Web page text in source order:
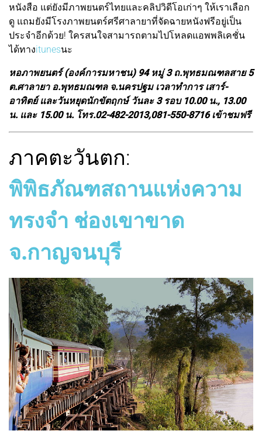
หนังสือ แต่ยังมีภาพยนตร์ไทยและคลิปวิดีโอเก่าๆ ให้เราเลือก
ดู แถมยังมีโรงภาพยนตร์ศรีศาลายาที่จัดฉายหนังฟรีอยู่เป็น
ประจำอีกด้วย! ใครสนใจสามารถตามไปโหลดแอพพลิเคชั่น
ได้ทางitunesนะ
หอภาพยนตร์ (องค์การมหาชน) 94 หมู่ 3 ถ.พุทธมณฑลสาย 5
ต.ศาลายา อ.พุทธมณฑล จ.นครปฐม เวลาทำการ เสาร์-
อาทิตย์ และวันหยุดนักขัตฤกษ์ วันละ 3 รอบ 10.00 น., 13.00
น. และ 15.00 น. โทร.02-482-2013,081-550-8716 เข้าชมฟรี
ภาคตะวันตก:
พิพิธภัณฑสถานแห่งความ
ทรงจำ ช่องเขาขาด
จ.กาญจนบุรี